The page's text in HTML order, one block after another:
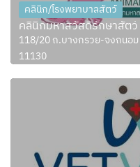
คลินิก/โรงพยาบาลสัตว์
คลินิกมหาสวัสดิ์รักษาสัตว์
118/20 ถ.บางกรวย-จงถนอ
11130